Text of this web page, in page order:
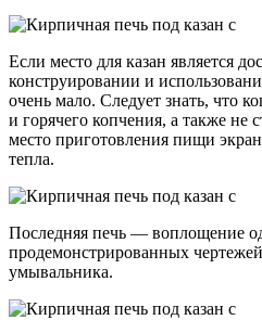
Если место для казан является
конструировании и
очень мало. Следует знать, что
и горячего копчения, а также не
место приготовления пищи
тепла.
Последняя печь — воплощение
продемонстрированных
умывальника.